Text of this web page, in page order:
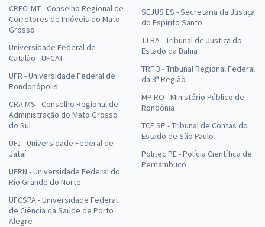
CRECI MT - Conselho Regional de
Corretores de Imóveis do Mato
Grosso
Universidade Federal de
Catalão - UFCAT
UFR - Universidade Federal de
Rondonópolis
CRA MS - Conselho Regional de
Administração do Mato Grosso
do Sul
UFJ - Universidade Federal de
Jataí
UFRN - Universidade Federal do
Rio Grande do Norte
UFCSPA - Universidade Federal
de Ciência da Saúde de Porto
Alegre
SEJUS ES - Secretaria da Justiça
do Espírito Santo
TJ BA - Tribunal de Justiça do
Estado da Bahia
TRF 3 - Tribunal Regional Federal
da 3ª Região
MP RO - Ministério Público de
Rondônia
TCE SP - Tribunal de Contas do
Estado de São Paulo
Politec PE - Polícia Científica de
Pernambuco